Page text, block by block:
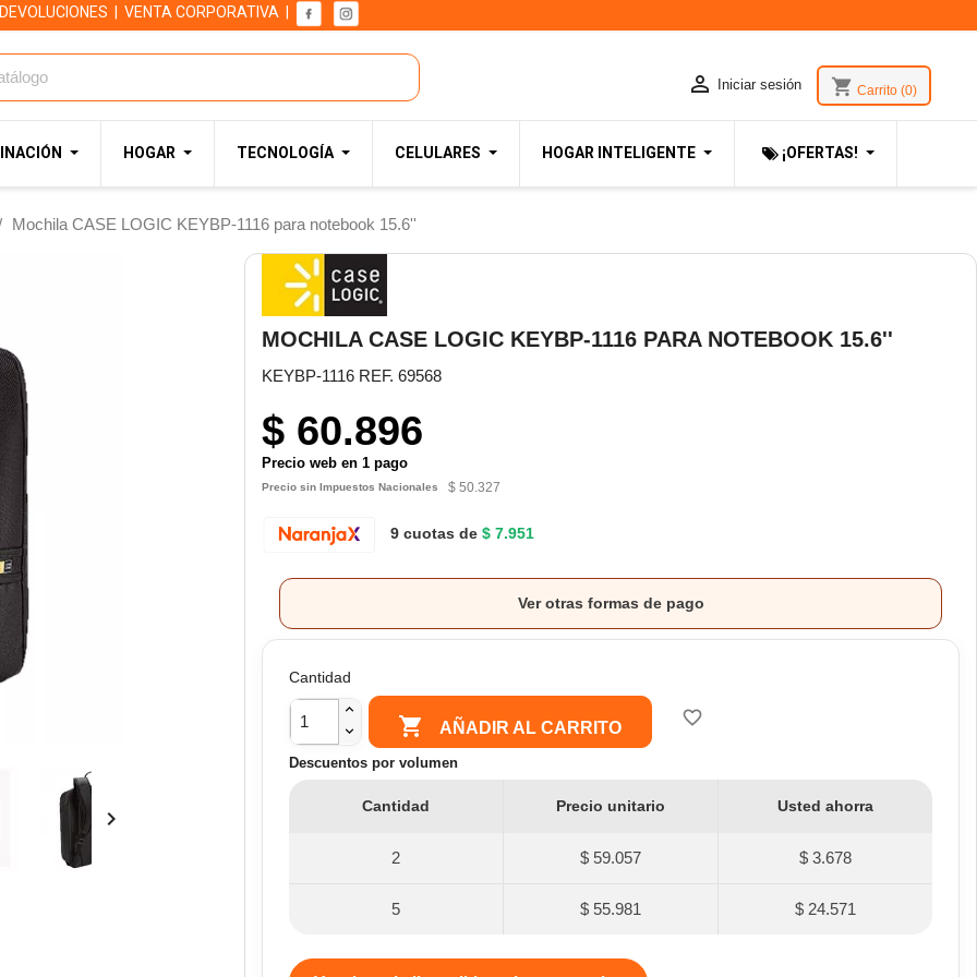
VENTA CORPORATIVA
 Iniciar sesión shopping_cart Carrito (0)
HOGAR TECNOLOGÍA CELULARES HOGAR INTELIGENTE ¡OFERTAS!
Mochila CASE LOGIC KEYBP-1116 para notebook 15.6''

MOCHILA CASE LOGIC KEYBP-1116 PARA NOTEBOOK 15.6''
KEYBP-1116 REF. 69568
$ 60.896
Precio web en 1 pago
Precio sin Impuestos Nacionales $ 50.327
9 cuotas de $ 7.951
Ver otras formas de pago
Cantidad
 AÑADIR AL CARRITO favorite_border
Descuentos por volumen
Cantidad Precio unitario Usted ahorra
2 $ 59.057 $ 3.678
5 $ 55.981 $ 24.571